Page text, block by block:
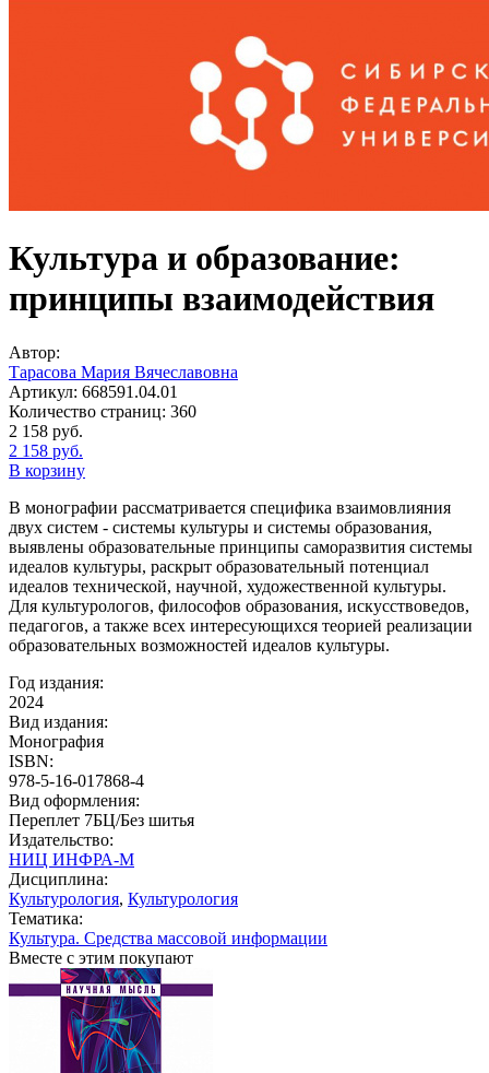
Культура и образование:
принципы взаимодействия
Автор:
Тарасова Мария Вячеславовна
Артикул: 668591.04.01
Количество страниц: 360
2 158 руб.
2 158 руб.
В корзину
В монографии рассматривается специфика взаимовлияния
двух систем - системы культуры и системы образования,
выявлены образовательные принципы саморазвития системы
идеалов культуры, раскрыт образовательный потенциал
идеалов технической, научной, художественной культуры.
Для культурологов, философов образования, искусствоведов,
педагогов, а также всех интересующихся теорией реализации
образовательных возможностей идеалов культуры.
Год издания:
2024
Вид издания:
Монография
ISBN:
978-5-16-017868-4
Вид оформления:
Переплет 7БЦ/Без шитья
Издательство:
НИЦ ИНФРА-М
Дисциплина:
Культурология, Культурология
Тематика:
Культура. Средства массовой информации
Вместе с этим покупают